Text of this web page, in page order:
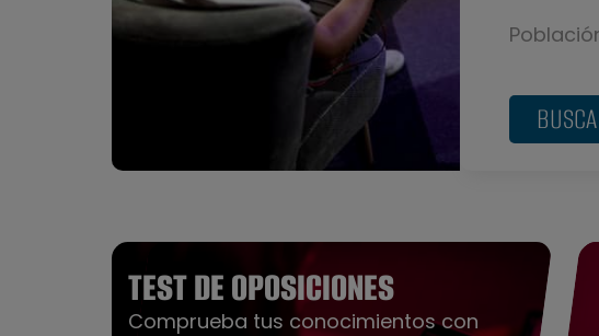
TEST DE OPOSICIONES
Comprueba tus conocimientos con